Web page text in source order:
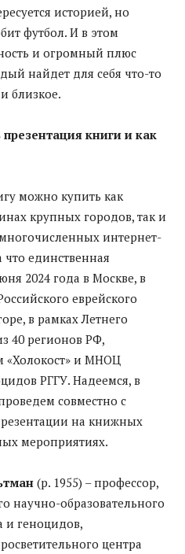
историей, но
футбол. И в этом
и огромный плюс
найдет для себя что-то
близкое.
презентация книги и как
можно купить как
крупных городов, так и
интернет-
единственная
2024 года в Москве, в
еврейского
в рамках Летнего
40 регионов РФ,
«Холокост» и МНОЦ
РГГУ. Надеемся, в
совместно с
на книжных
мероприятиях.
(р. 1955) – профессор,
научно-образовательного
и геноцидов,
центра